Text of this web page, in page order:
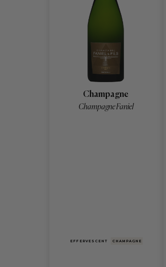
Champagne
Champagne Faniel
EFFERVESCENT CHAMPAGNE